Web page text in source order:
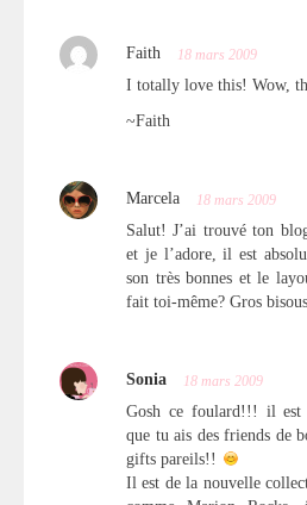
Faith 18 mars 2009
I totally love this! Wow,
~Faith
Marcela 18 mars 2009
Salut! J’ai trouvé ton
et je l’adore, il est
son très bonnes et le
fait toi-même? Gros
Sonia 18 mars 2009
Gosh ce foulard!!! il est
que tu ais des friends de
gifts pareils!!
Il est de la nouvelle